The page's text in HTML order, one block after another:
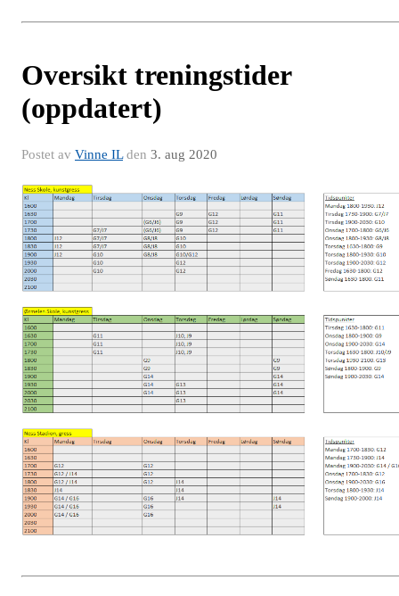
Oversikt treningstider
(oppdatert)
Postet av Vinne ILden 3. aug 2020